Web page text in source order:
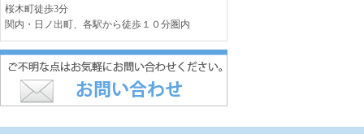
桜木町徒歩3分
関内・日ノ出町、各駅から徒歩１０分圏内